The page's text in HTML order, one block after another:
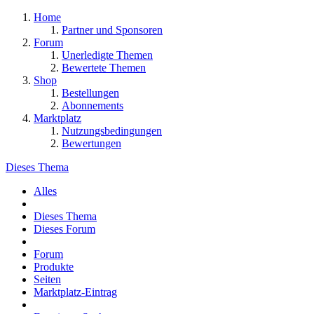
Home
Partner und Sponsoren
Forum
Unerledigte Themen
Bewertete Themen
Shop
Bestellungen
Abonnements
Marktplatz
Nutzungsbedingungen
Bewertungen
Dieses Thema
Alles
Dieses Thema
Dieses Forum
Forum
Produkte
Seiten
Marktplatz-Eintrag